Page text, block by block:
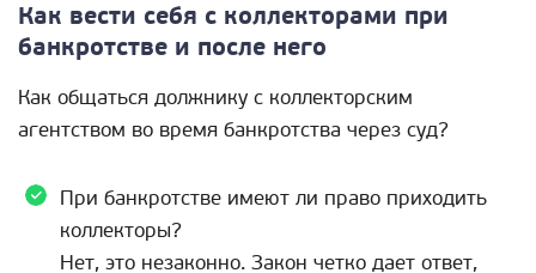
Как вести себя с коллекторами при
банкротстве и после него
Как общаться должнику с коллекторским
агентством во время банкротства через суд?
При банкротстве имеют ли право приходить
коллекторы?
Нет, это незаконно. Закон четко дает ответ,